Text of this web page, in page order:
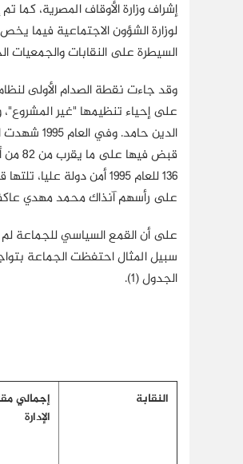
لوزارة الشؤون الاجتماعية فيما
السيطرة على النقابات والجمعيات
على إحياء تنظيمها "غير
قبض
على رأسهم آنذاك محمد مهدي
على أن القمع السياسي للجماعة
سبيل المثال احتفظت الجماعة
الجدول (1).
النقابة
إجمالي
الإدارة